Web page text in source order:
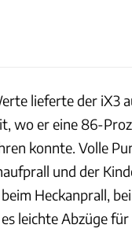
lieferte der iX3
wo er eine 86-
konnte. Volle
und der
Heckanprall,
leichte Abzüge